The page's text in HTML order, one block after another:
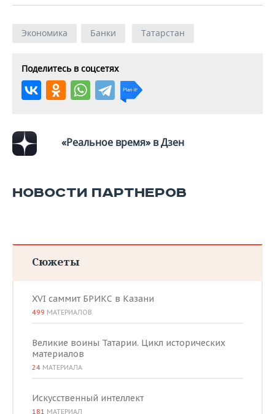
Экономика Банки Татарстан
Поделитесь в соцсетях
«Реальное время» в Дзен
НОВОСТИ ПАРТНЕРОВ
Сюжеты
XVI саммит БРИКС в Казани
499 МАТЕРИАЛОВ
Великие воины Татарии. Цикл исторических
материалов
24 МАТЕРИАЛА
Искусственный интеллект
181 МАТЕРИАЛ